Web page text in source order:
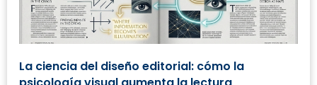
La ciencia del diseño editorial: cómo la